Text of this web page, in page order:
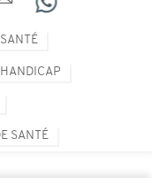
SANTÉ
HANDICAP
SANTÉ